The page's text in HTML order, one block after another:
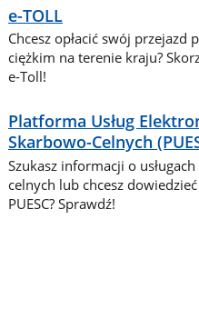
e-TOLL
Chcesz opłacić swój przejazd
ciężkim na terenie kraju?
e-Toll!
Platforma Usług
Skarbowo-Celnych
Szukasz informacji o
celnych lub chcesz
PUESC? Sprawdź!